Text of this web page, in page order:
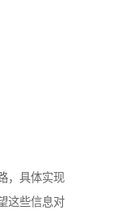
，具体实现
这些信息对